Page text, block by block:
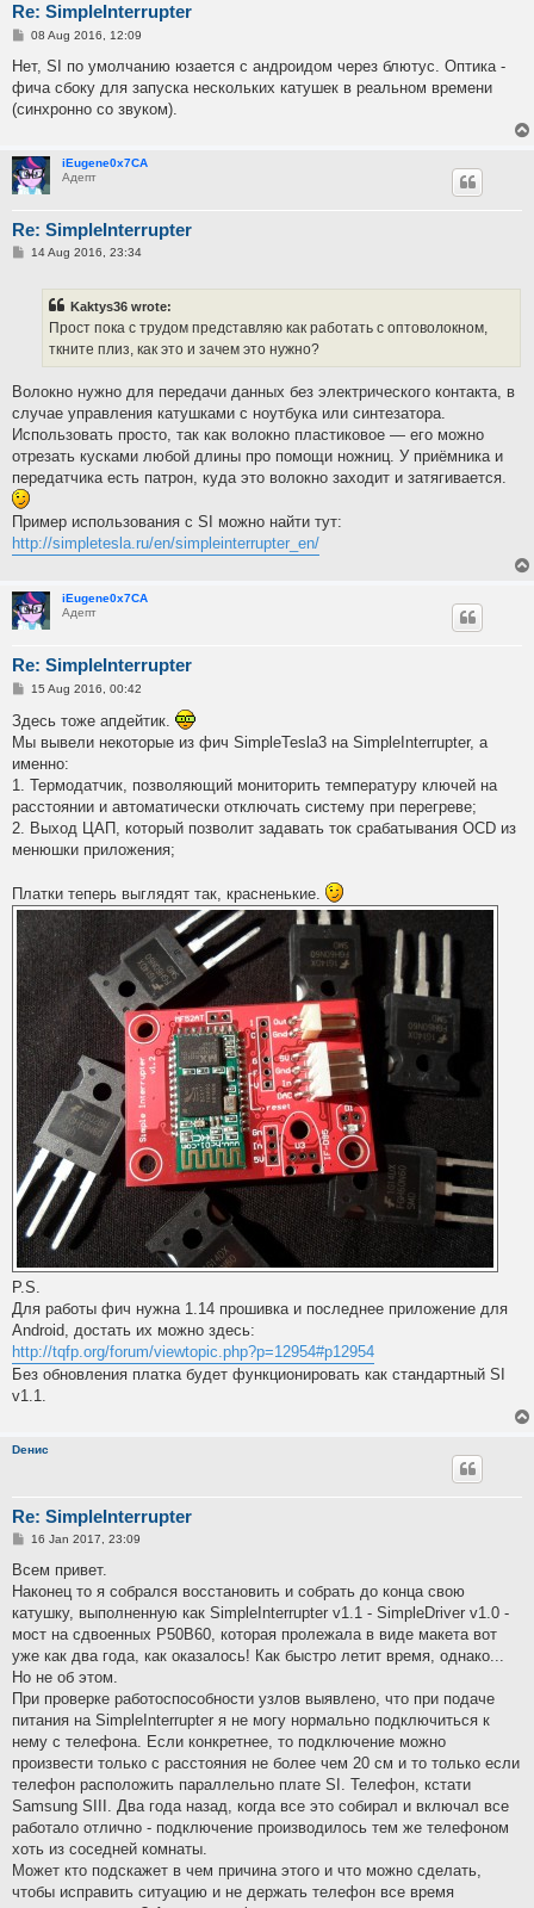
Re: SimpleInterrupter
P
s
08 Aug 2016, 12:09
Нет, SI по умолчанию юзается с андроидом через блютус. Оптика -
фича сбоку для запуска нескольких катушек в реальном времени
(синхронно со звуком).
iEugene0x7CA
Адепт
Re: SimpleInterrupter
P14 Aug 2016, 23:34
Kaktys36 wrote:
Прост пока с трудом представляю как работать с оптоволокном,
ткните плиз, как это и зачем это нужно?
Волокно нужно для передачи данных без электрического контакта, в
случае управления катушками с ноутбука или синтезатора.
Использовать просто, так как волокно пластиковое — его можно
отрезать кусками любой длины про помощи ножниц. У приёмника и
передатчика есть патрон, куда это волокно заходит и затягивается.
Пример использования с SI можно найти тут:
http://simpletesla.ru/en/simpleinterrupter_en/
iEugene0x7CA
Адепт
Re: SimpleInterrupter
P
s
t
15 Aug 2016, 00:42
Здесь тоже апдейтик.
Мы вывели некоторые из фич SimpleTesla3 на SimpleInterrupter, а
именно:
1. Термодатчик, позволяющий мониторить температуру ключей на
расстоянии и автоматически отключать систему при перегреве;
2. Выход ЦАП, который позволит задавать ток срабатывания OCD из
менюшки приложения;
Платки теперь выглядят так, красненькие.
P.S.
Для работы фич нужна 1.14 прошивка и последнее приложение для
Android, достать их можно здесь:
http://tqfp.org/forum/viewtopic.php?p=12954#p12954
Без обновления платка будет функционировать как стандартный SI
v1.1.
Dенис
Re: SimpleInterrupter
P
s
16 Jan 2017, 23:09
Всем привет.
Наконец то я собрался восстановить и собрать до конца свою
катушку, выполненную как SimpleInterrupter v1.1 - SimpleDriver v1.0 -
мост на сдвоенных P50B60, которая пролежала в виде макета вот
уже как два года, как оказалось! Как быстро летит время, однако...
Но не об этом.
При проверке работоспособности узлов выявлено, что при подаче
питания на SimpleInterrupter я не могу нормально подключиться к
нему с телефона. Если конкретнее, то подключение можно
произвести только с расстояния не более чем 20 см и то только если
телефон расположить параллельно плате SI. Телефон, кстати
Samsung SIII. Два года назад, когда все это собирал и включал все
работало отлично - подключение производилось тем же телефоном
хоть из соседней комнаты.
Может кто подскажет в чем причина этого и что можно сделать,
чтобы исправить ситуацию и не держать телефон все время